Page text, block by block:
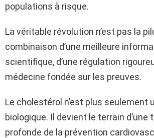
populations à risque.
La véritable révolution n’est pas la
combinaison d’une meilleure
scientifique, d’une régulation
médecine fondée sur les preuves.
Le cholestérol n’est plus seulement
biologique. Il devient le terrain
profonde de la prévention